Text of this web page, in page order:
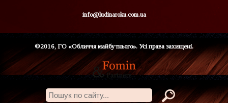
info@ludinaroku.com.ua
©2016, ГО «Обличчя майбутнього». Усі права захищені.